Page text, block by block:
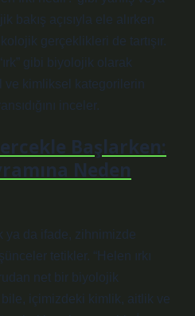
bakış açısıyla ele alırken
gerçeklikleri de tartışır.
gibi biyolojik olarak
ve kimliksel kategorilerin
inceler.
Başlarken:
Neden
ya da ifade, zihnimizde
tetikler. “Helen ırkı
net bir biyolojik
içimizdeki kimlik, aitlik ve